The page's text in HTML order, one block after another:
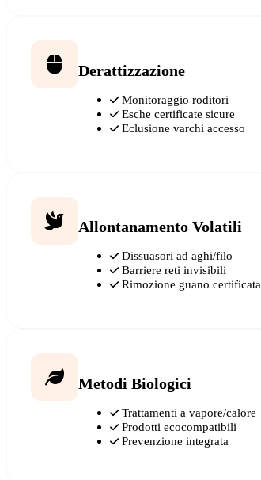
Derattizzazione
Monitoraggio roditori
Esche certificate sicure
Eclusione varchi accesso
Allontanamento Volatili
Dissuasori ad aghi/filo
Barriere reti invisibili
Rimozione guano certificata
Metodi Biologici
Trattamenti a vapore/calore
Prodotti ecocompatibili
Prevenzione integrata